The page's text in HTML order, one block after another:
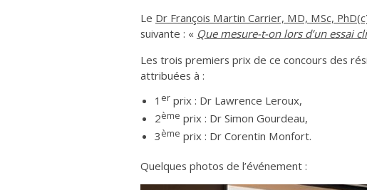
Le Dr François Martin Carrier, MD, MSc,
suivante : « Que mesure-t-on lors d’un essai
Les trois premiers prix de ce concours des
attribuées à :
1 er prix : Dr Lawrence Leroux,
2ème prix : Dr Simon Gourdeau,
3ème prix : Dr Corentin Monfort.
Quelques photos de l’événement :